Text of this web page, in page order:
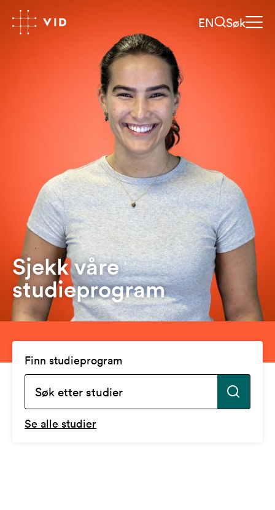
EN Søk
Sjekk våre
studieprogram
Finn studieprogram
Se alle studier